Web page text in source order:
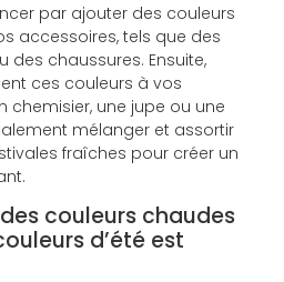
par ajouter des couleurs
accessoires, tels que des
des chaussures. Ensuite,
ces couleurs à vos
chemisier, une jupe ou une
mélanger et assortir
fraîches pour créer un
couleurs chaudes
d’été est